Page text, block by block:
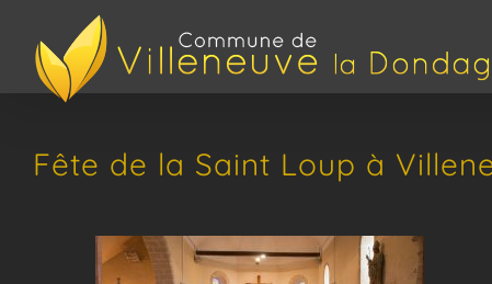
contenu
Fête de la Saint Loup à